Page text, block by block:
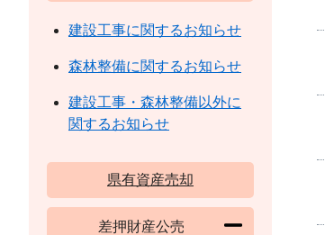
建設工事に関するお知らせ
森林整備に関するお知らせ
建設工事・森林整備以外に
関するお知らせ
県有資産売却
差押財産公売